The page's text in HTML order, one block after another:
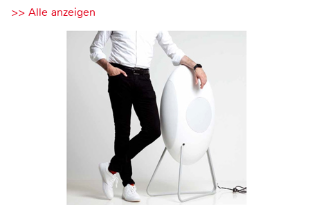
>> Alle anzeigen